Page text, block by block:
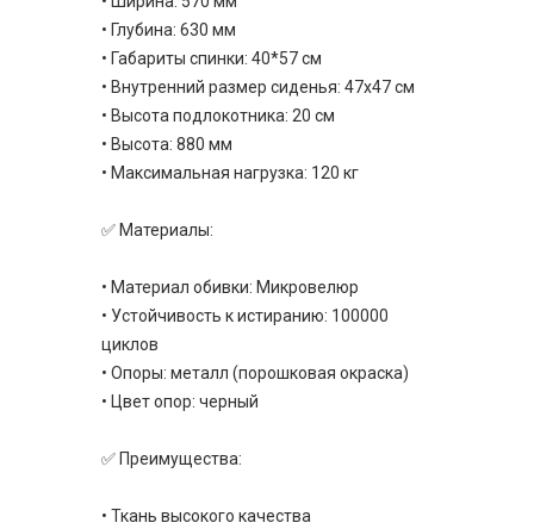
• Глубина: 630 мм
• Габариты спинки: 40*57 см
• Внутренний размер сиденья: 47х47 см
• Высота подлокотника: 20 см
• Высота: 880 мм
• Максимальная нагрузка: 120 кг
✅ Материалы:
• Материал обивки: Микровелюр
• Устойчивость к истиранию: 100000
циклов
• Опоры: металл (порошковая окраска)
• Цвет опор: черный
✅ Преимущества:
• Ткань высокого качества